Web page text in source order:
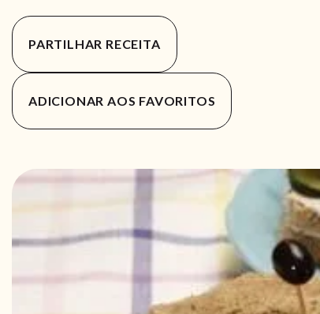
PARTILHAR RECEITA
ADICIONAR AOS FAVORITOS